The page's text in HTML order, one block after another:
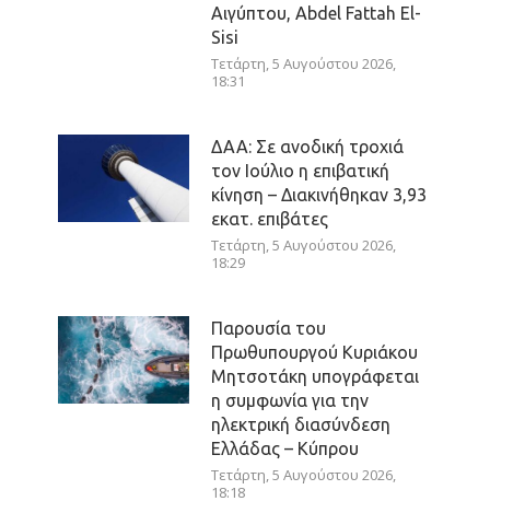
Αιγύπτου, Abdel Fattah El-
Sisi
Τετάρτη, 5 Αυγούστου 2026,
18:31
ΔΑΑ: Σε ανοδική τροχιά
τον Ιούλιο η επιβατική
κίνηση – Διακινήθηκαν 3,93
εκατ. επιβάτες
Τετάρτη, 5 Αυγούστου 2026,
18:29
Παρουσία του
Πρωθυπουργού Κυριάκου
Μητσοτάκη υπογράφεται
η συμφωνία για την
ηλεκτρική διασύνδεση
Ελλάδας – Κύπρου
Τετάρτη, 5 Αυγούστου 2026,
18:18